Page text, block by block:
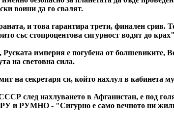
воини да го свалят.
и това гарантира трети, финален срив.
със стопроцентова сигурност водят до
империя е погубена от болшевиките,
на световна сила.
на секретаря си, който нахлул в кабинета
след нахлуването в Афганистан, е под
и РУМНО - "Сигурно е само вечното ни